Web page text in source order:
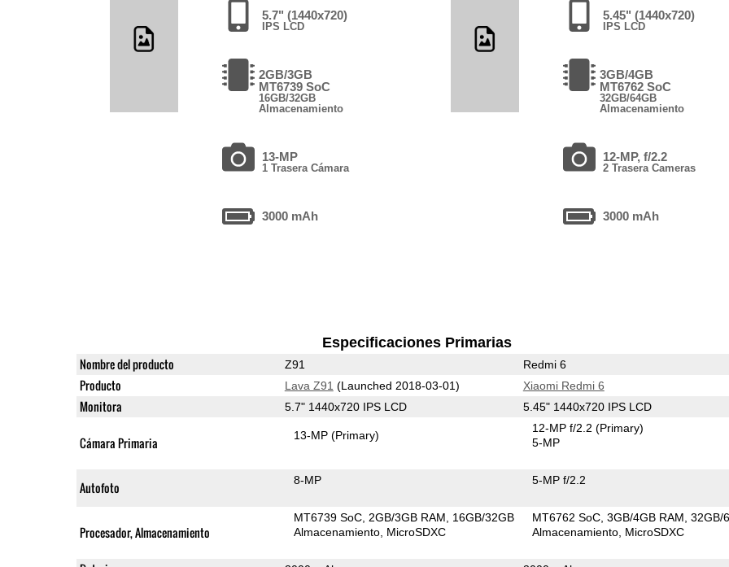
5.7" (1440x720)
IPS LCD
2GB/3GB
MT6739 SoC
16GB/32GB
Almacenamiento
13-MP
1 Trasera Cámara
3000 mAh
5.45" (1440x720)
IPS LCD
3GB/4GB
MT6762 SoC
32GB/64GB
Almacenamiento
12-MP, f/2.2
2 Trasera Cameras
3000 mAh
Especificaciones Primarias
Nombre del producto Z91 Redmi 6
Producto Lava Z91 (Launched 2018-03-01) Xiaomi Redmi 6
Monitora 5.7" 1440x720 IPS LCD 5.45" 1440x720 IPS LCD
Cámara Primaria 13-MP(Primary)
12-MP f/2.2(Primary)
5-MP
Autofoto 8-MP 5-MP f/2.2
Procesador, Almacenamiento
MT6739 SoC 2GB/3GB RAM
16GB/32GB
Almacenamiento MicroSDXC
MT6762 SoC 3GB/4GB RAM 32GB/
Almacenamiento MicroSDXC